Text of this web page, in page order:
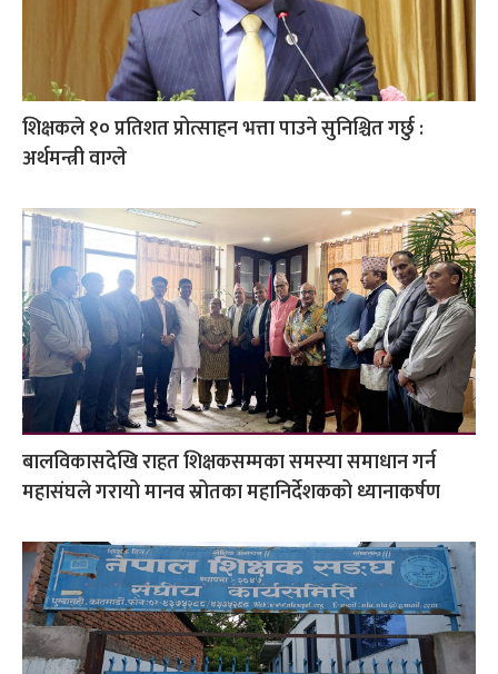
शिक्षकले १० प्रतिशत प्रोत्साहन भत्ता पाउने सुनिश्चित गर्छु :
अर्थमन्त्री वाग्ले
बालविकासदेखि राहत शिक्षकसम्मका समस्या समाधान गर्न
महासंघले गरायो मानव स्रोतका महानिर्देशकको ध्यानाकर्षण